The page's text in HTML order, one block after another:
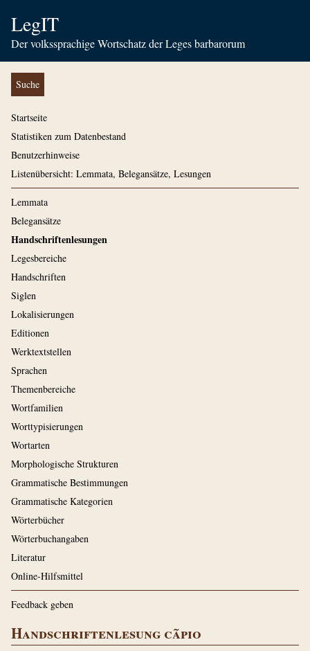
LegIT
Der volkssprachige Wortschatz der Leges barbarorum
Suche
Startseite
Statistiken zum Datenbestand
Benutzerhinweise
Listenübersicht: Lemmata, Belegansätze, Lesungen
Lemmata
Belegansätze
Handschriftenlesungen
Legesbereiche
Handschriften
Siglen
Lokalisierungen
Editionen
Werktextstellen
Sprachen
Themenbereiche
Wortfamilien
Worttypisierungen
Wortarten
Morphologische Strukturen
Grammatische Bestimmungen
Grammatische Kategorien
Wörterbücher
Wörterbuchangaben
Literatur
Online-Hilfsmittel
Feedback geben
Handschriftenlesung cãpio